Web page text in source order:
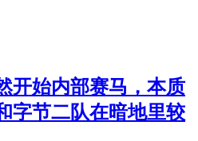
开始内部赛马，本质
字节二队在暗地里较